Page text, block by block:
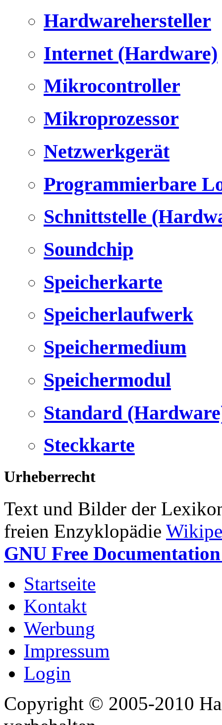
Hardwarehersteller
Internet (Hardware)
Mikrocontroller
Mikroprozessor
Netzwerkgerät
Programmierbare
Schnittstelle
Soundchip
Speicherkarte
Speicherlaufwerk
Speichermedium
Speichermodul
Standard
Steckkarte
Urheberrecht
Text und Bilder der
freien Enzyklopädie
GNU Free
Startseite
Kontakt
Werbung
Impressum
Login
Copyright © 2005-2010